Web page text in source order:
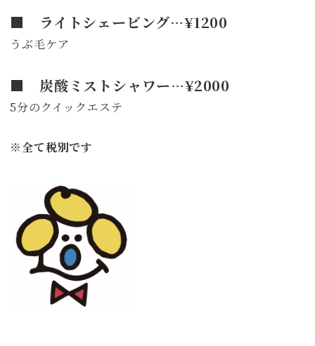
■ ライトシェービング…¥1200
うぶ毛ケア
■ 炭酸ミストシャワー…¥2000
5分のクイックエステ
※全て税別です